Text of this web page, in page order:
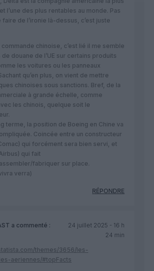
l’une des plus rentables au monde. Pas
faire de l’ironie là-dessus, c’est juste
commande chinoise, c’est lié il me semble
douane de l’UE sur certains produits
les voitures ou les panneaux
qu’en plus, on vient de mettre
chinoises sous sanctions. Bref, de la
à grande échelle, comme
les chinois, quelque soit le
terme, la position de Boeing en Chine va
Coincée entre un constructeur
qui forcément sera bien servi, et
qui fait
fabriquer sur place.
verra)
RÉPONDRE
a commenté :
24 juillet 2025 - 16 h
24 min
themes/3656/les-
aeriennes/#topFacts